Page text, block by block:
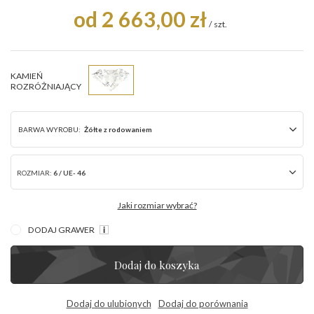
od 2 663,00 zł / szt.
KAMIEŃ
ROZRÓŻNIAJĄCY
BARWA WYROBU: Żółte z rodowaniem
ROZMIAR: 6 / UE- 46
Jaki rozmiar wybrać?
DODAJ GRAWER
Dodaj do koszyka
Dodaj do ulubionych Dodaj do porównania